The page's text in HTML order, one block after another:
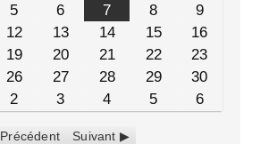
5 6 7 8
9
12 13 14 15
16
19 20 21 22
23
26 27 28 29
30
2 3 4 5 6
Précédent Suivant